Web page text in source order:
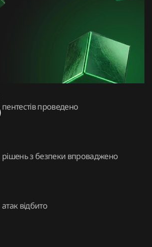
аудиту безпеки коду
24/7
пентестів проведено
рішень з безпеки впроваджено
атак відбито